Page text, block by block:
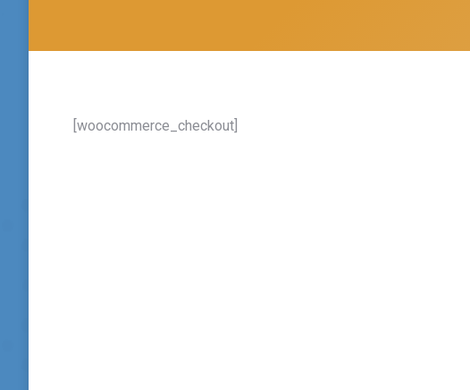
[woocommerce_checkout]